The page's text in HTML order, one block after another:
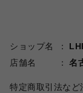
ショップ名
店舗名
名
特定商取引法など